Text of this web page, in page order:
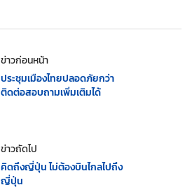
ข่าวก่อนหน้า
ประชุมเมืองไทยปลอดภัยกว่า
ติดต่อสอบถามเพิ่มเติมได้
ข่าวถัดไป
คิดถึงญี่ปุ่น ไม่ต้องบินไกลไปถึง
ญี่ปุ่น